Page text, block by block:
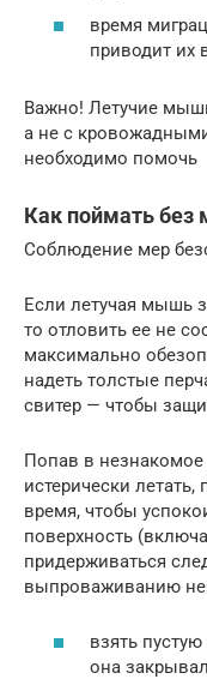
время
приводит их
Важно! Летучие
а не с
необходимо помочь
Как поймать
Соблюдение мер
Если летучая мышь
то отловить ее не
максимально
надеть толстые
свитер — чтобы
Попав в
истерически
время, чтобы
поверхность
придерживаться
выпроваживанию
взять
она